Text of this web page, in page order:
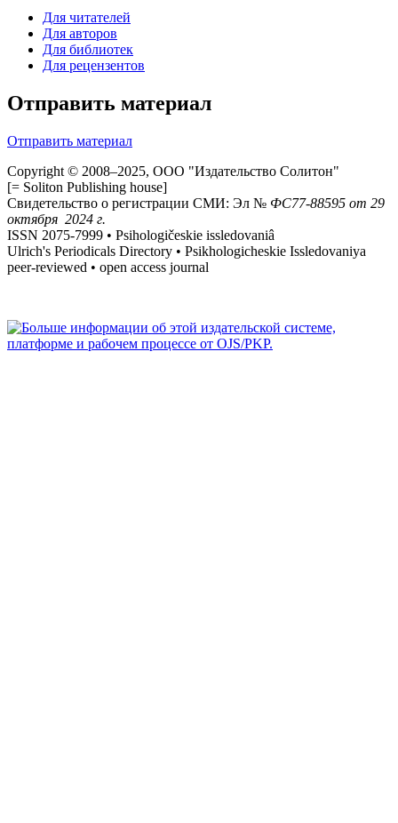
Для читателей
Для авторов
Для библиотек
Для рецензентов
Отправить материал
Отправить материал
Copyright © 2008–2025, ООО "Издательство Солитон"
[= Soliton Publishing house]
Свидетельство о регистрации СМИ: Эл № ФС77-88595 от 29
октября 2024 г.
ISSN 2075-7999 • Psihologičeskie issledovaniâ
Ulrich's Periodicals Directory • Psikhologicheskie Issledovaniya
peer-reviewed • open access journal